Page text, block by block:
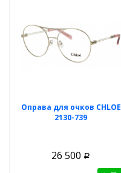
Оправа для очков CHLOE
2130-739
26 500 Р